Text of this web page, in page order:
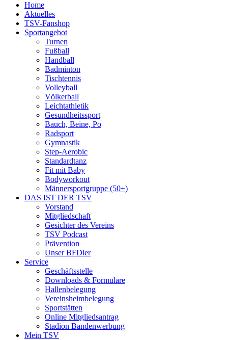
Home
Aktuelles
TSV-Fanshop
Sportangebot
Turnen
Fußball
Handball
Badminton
Tischtennis
Volleyball
Völkerball
Leichtathletik
Gesundheitssport
Bauch, Beine, Po
Radsport
Gymnastik
Step-Aerobic
Standardtanz
Fit mit Baby
Bodyworkout
Männersportgruppe (50+)
DAS IST DER TSV
Vorstand
Mitgliedschaft
Gesichter des Vereins
TSV Podcast
Prävention
Unser BFDler
Service
Geschäftsstelle
Downloads & Formulare
Hallenbelegung
Vereinsheimbelegung
Sportstätten
Online Mitgliedsantrag
Stadion Bandenwerbung
Mein TSV